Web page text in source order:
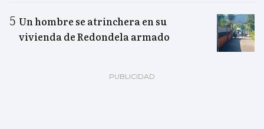
Un hombre se atrinchera en su
vivienda de Redondela armado